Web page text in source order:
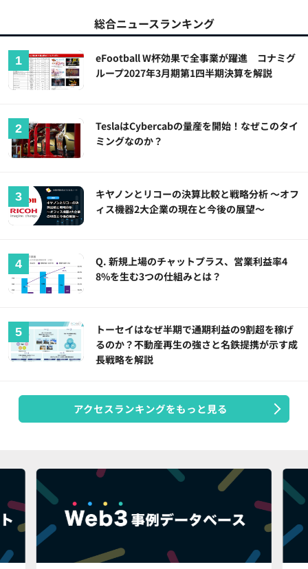
総合ニュースランキング
eFootball W杯効果で全事業が躍進 コナミグ
ループ2027年3月期第1四半期決算を解説
TeslaはCybercabの量産を開始！なぜこのタイ
ミングなのか？
キヤノンとリコーの決算比較と戦略分析 ～オフ
ィス機器2大企業の現在と今後の展望～
Q. 新規上場のチャットプラス、営業利益率4
8%を生む3つの仕組みとは？
トーセイはなぜ半期で通期利益の9割超を稼げ
るのか？不動産再生の強さと名鉄提携が示す成
長戦略を解説
アクセスランキングをもっと見る